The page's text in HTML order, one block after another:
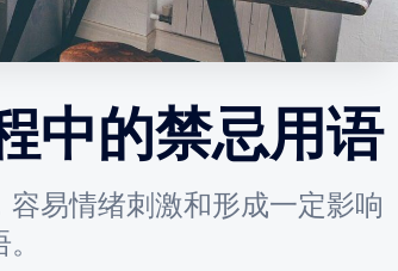
中的禁忌用语
易情绪刺激和形成一定影响